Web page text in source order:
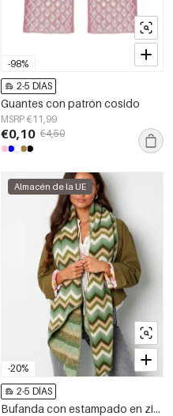
-98%
2-5 DÍAS
Guantes con patrón cosido
MSRP €11,99
€0,10 €4,50
-20%
Almacén de la UE
2-5 DÍAS
Bufanda con estampado en zigzag - verde naranja